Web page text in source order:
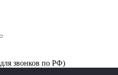
звонков по РФ)